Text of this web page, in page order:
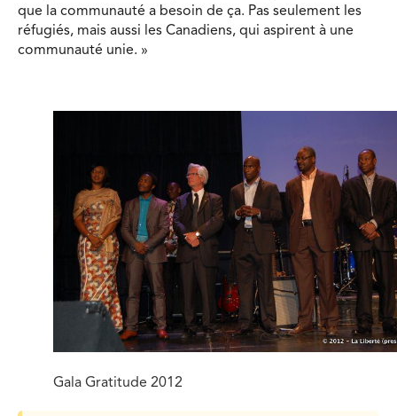
que la communauté a besoin de ça. Pas seulement les
réfugiés, mais aussi les Canadiens, qui aspirent à une
communauté unie. »
Gala Gratitude 2012